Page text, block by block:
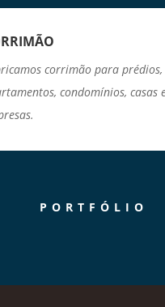
corrimão para prédios,
condomínios, casas
PORTFÓLIO